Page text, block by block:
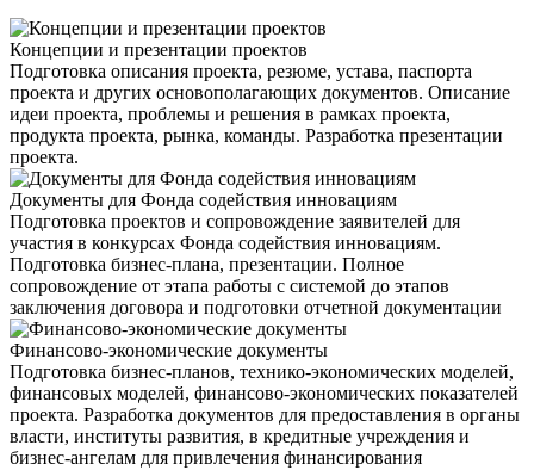
Концепции и презентации проектов
Подготовка описания проекта, резюме, устава, паспорта
проекта и других основополагающих документов. Описание
идеи проекта, проблемы и решения в рамках проекта,
продукта проекта, рынка, команды. Разработка презентации
проекта.
Документы для Фонда содействия инновациям
Подготовка проектов и сопровождение заявителей для
участия в конкурсах Фонда содействия инновациям.
Подготовка бизнес-плана, презентации. Полное
сопровождение от этапа работы с системой до этапов
заключения договора и подготовки отчетной документации
Финансово-экономические документы
Подготовка бизнес-планов, технико-экономических моделей,
финансовых моделей, финансово-экономических показателей
проекта. Разработка документов для предоставления в органы
власти, институты развития, в кредитные учреждения и
бизнес-ангелам для привлечения финансирования